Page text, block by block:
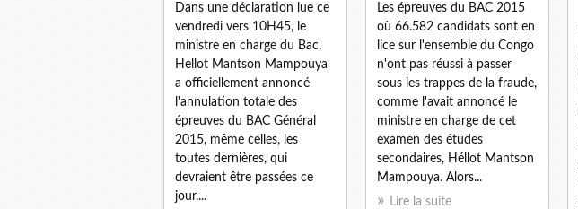
Dans une déclaration lue ce
vendredi vers 10H45, le
ministre en charge du Bac,
Hellot Mantson Mampouya
a officiellement annoncé
l'annulation totale des
épreuves du BAC Général
2015, même celles, les
toutes dernières, qui
devraient être passées ce
jour....
Les épreuves du BAC 2015
où 66.582 candidats sont en
lice sur l'ensemble du Congo
n'ont pas réussi à passer
sous les trappes de la fraude,
comme l'avait annoncé le
ministre en charge de cet
examen des études
secondaires, Héllot Mantson
Mampouya. Alors...
Lire la suite